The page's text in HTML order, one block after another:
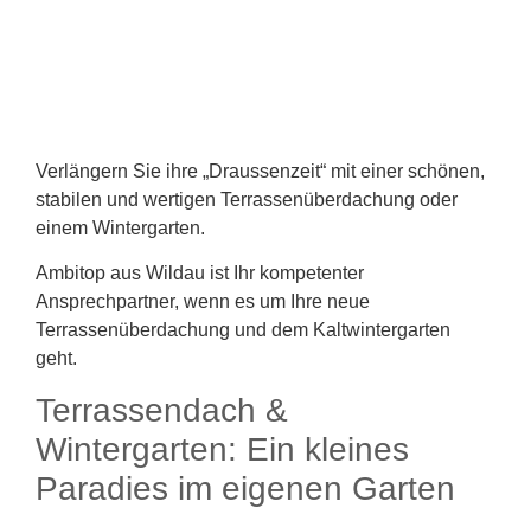
Verlängern Sie ihre „Draussenzeit“ mit einer schönen,
stabilen und wertigen Terrassenüberdachung oder
einem Wintergarten.
Ambitop aus Wildau ist Ihr kompetenter
Ansprechpartner, wenn es um Ihre neue
Terrassenüberdachung und dem Kaltwintergarten
geht.
Terrassendach &
Wintergarten: Ein kleines
Paradies im eigenen Garten